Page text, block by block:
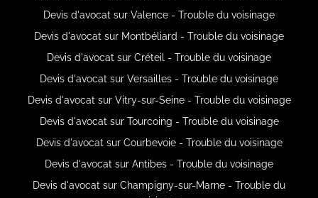
Devis d'avocat sur Valence - Trouble du voisinage
Devis d'avocat sur Montbéliard - Trouble du voisinage
Devis d'avocat sur Créteil - Trouble du voisinage
Devis d'avocat sur Versailles - Trouble du voisinage
Devis d'avocat sur Vitry-sur-Seine - Trouble du voisinage
Devis d'avocat sur Tourcoing - Trouble du voisinage
Devis d'avocat sur Courbevoie - Trouble du voisinage
Devis d'avocat sur Antibes - Trouble du voisinage
Devis d'avocat sur Champigny-sur-Marne - Trouble du